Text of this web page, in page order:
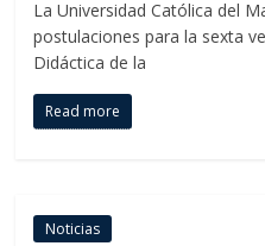
La Universidad Católica del
postulaciones para la sexta
Didáctica de la
Read more
Noticias